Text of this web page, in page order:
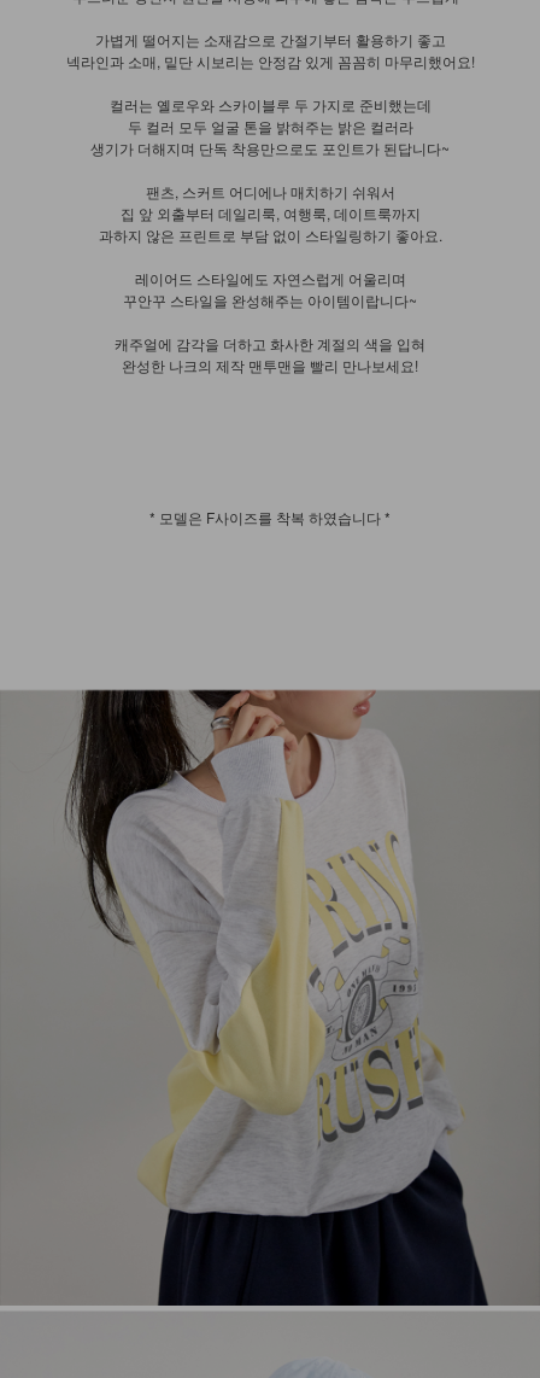
가볍게 떨어지는 소재감으로 간절기부터 활용하기 좋고
넥라인과 소매, 밑단 시보리는 안정감 있게 꼼꼼히 마무리했어요!
컬러는 옐로우와 스카이블루 두 가지로 준비했는데
두 컬러 모두 얼굴 톤을 밝혀주는 밝은 컬러라
생기가 더해지며 단독 착용만으로도 포인트가 된답니다~
팬츠, 스커트 어디에나 매치하기 쉬워서
집 앞 외출부터 데일리룩, 여행룩, 데이트룩까지
과하지 않은 프린트로 부담 없이 스타일링하기 좋아요.
레이어드 스타일에도 자연스럽게 어울리며
꾸안꾸 스타일을 완성해주는 아이템이랍니다~
캐주얼에 감각을 더하고 화사한 계절의 색을 입혀
완성한 나크의 제작 맨투맨을 빨리 만나보세요!
* 모델은 F사이즈를 착복 하였습니다 *